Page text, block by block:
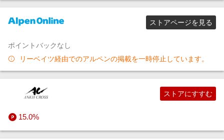
ポイントバックなし
ストアページを見る
リーベイツ経由でのアルペンの掲載を一時停止しています。
15.0%
ストアにすすむ